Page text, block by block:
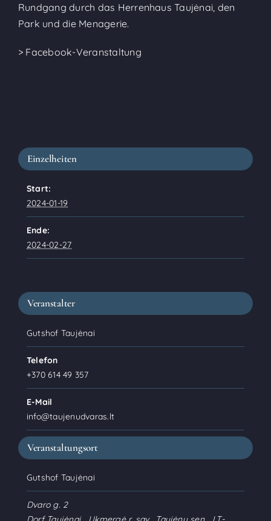
Rundgang durch das Herrenhaus Taujėnai, den
Park und die Menagerie.
> Facebook-Veranstaltung
Einzelheiten
Start:
2024-01-19
Ende:
2024-02-27
Veranstaltungsort
Gutshof Taujėnai
Dvaro g. 2
Veranstalter
Gutshof Taujėnai
Telefon
+370 614 49 357
E-Mail
info@taujenudvaras.lt